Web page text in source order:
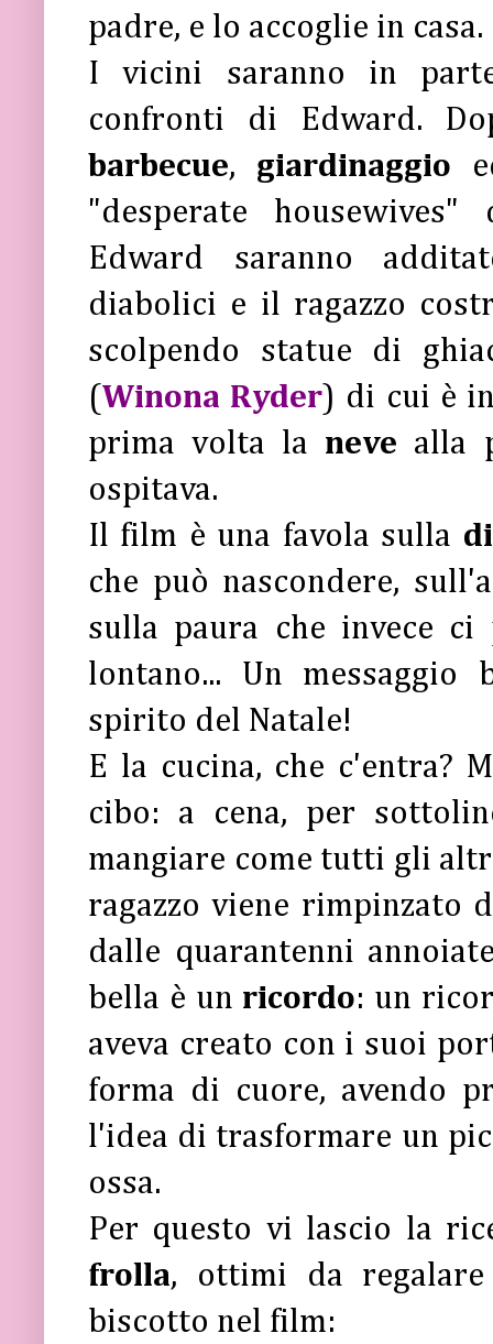
padre, e lo accoglie in casa.
I vicini saranno in
confronti di Edward.
barbecue, giardinaggio
"desperate
Edward saranno
diabolici e il ragazzo
scolpendo statue di
(Winona Ryder) di cui è
prima volta la neve alla
ospitava.
Il film è una favola sulla
che può nascondere,
sulla paura che invece
lontano... Un
spirito del Natale!
E la cucina, che c'entra?
cibo: a cena, per
mangiare come tutti gli
ragazzo viene rimpinzato
dalle quarantenni
bella è un ricordo: un
aveva creato con i suoi
forma di cuore, avendo
l'idea di trasformare un
ossa.
Per questo vi lascio la
frolla, ottimi da
biscotto nel film: